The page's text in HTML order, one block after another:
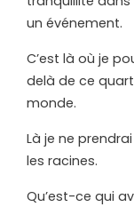
un événement.
C’est là où je
delà de ce quart
monde.
Là je ne
les racines.
Qu’est-ce qui